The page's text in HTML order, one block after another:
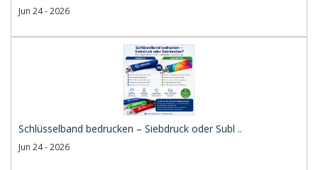
Jun 24 - 2026
Schlüsselband bedrucken – Siebdruck oder Subl ..
Jun 24 - 2026